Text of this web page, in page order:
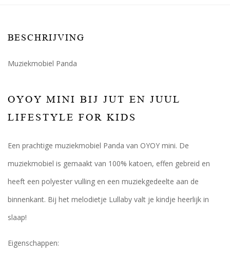
BESCHRIJVING
Muziekmobiel Panda
OYOY MINI BIJ JUT EN JUUL
LIFESTYLE FOR KIDS
Een prachtige muziekmobiel Panda van OYOY mini. De
muziekmobiel is gemaakt van 100% katoen, effen gebreid en
heeft een polyester vulling en een muziekgedeelte aan de
binnenkant. Bij het melodietje Lullaby valt je kindje heerlijk in
slaap!
Eigenschappen: